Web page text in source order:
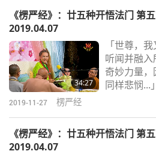
诚心诚意地
源，」回
边，耳根
力，「如
水不淹死
《楞严经》：廿五种开悟法门 第
2019.04.07
34:27
「世尊，
听闻并融
奇妙力量
同样悲悯...
音声让他
法门的力
只听到外面
2019-11-27 楞严经
《楞严经》：廿五种开悟法门 第
2019.04.07